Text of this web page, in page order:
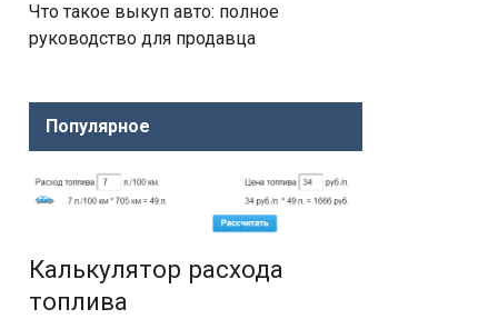
Что такое выкуп авто: полное
руководство для продавца
Популярное
Калькулятор расхода
топлива